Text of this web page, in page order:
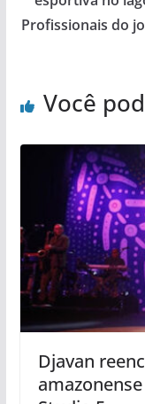
Profissionais do
Você
Djavan